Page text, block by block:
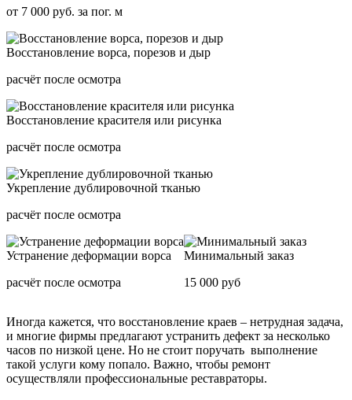
от 7 000 руб. за пог. м
Восстановление ворса, порезов и дыр
расчёт после осмотра
Восстановление красителя или рисунка
расчёт после осмотра
Укрепление дублировочной тканью
расчёт после осмотра
Устранение деформации ворса
расчёт после осмотра
Минимальный заказ
15 000 руб
Иногда кажется, что восстановление краев – нетрудная задача,
и многие фирмы предлагают устранить дефект за несколько
часов по низкой цене. Но не стоит поручать выполнение
такой услуги кому попало. Важно, чтобы ремонт
осуществляли профессиональные реставраторы.